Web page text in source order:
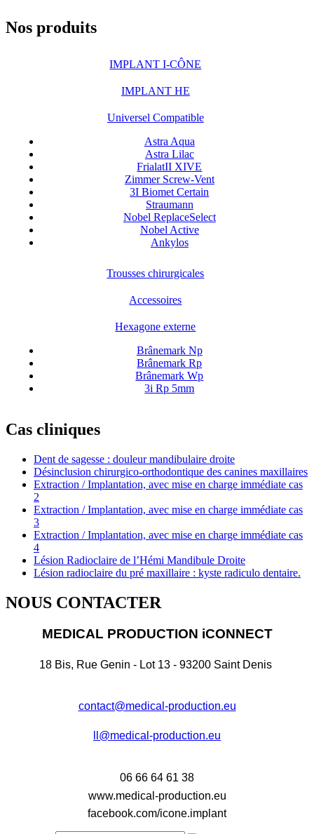
Nos produits
IMPLANT I-CÔNE
IMPLANT HE
Universel Compatible
Astra Aqua
Astra Lilac
FrialatII XIVE
Zimmer Screw-Vent
3I Biomet Certain
Straumann
Nobel ReplaceSelect
Nobel Active
Ankylos
Trousses chirurgicales
Accessoires
Hexagone externe
Brânemark Np
Brânemark Rp
Brânemark Wp
3i Rp 5mm
Cas cliniques
Dent de sagesse : douleur mandibulaire droite
Désinclusion chirurgico-orthodontique des canines maxillaires
Extraction / Implantation, avec mise en charge immédiate cas
2
Extraction / Implantation, avec mise en charge immédiate cas
3
Extraction / Implantation, avec mise en charge immédiate cas
4
Lésion Radioclaire de l’Hémi Mandibule Droite
Lésion radioclaire du pré maxillaire : kyste radiculo dentaire.
NOUS CONTACTER
MEDICAL PRODUCTION iCONNECT
18 Bis, Rue Genin - Lot 13 - 93200 Saint Denis
contact@medical-production.eu
ll@medical-production.eu
06 66 64 61 38
www.medical-production.eu
facebook.com/icone.implant